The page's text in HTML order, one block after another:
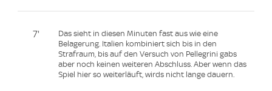
7'
Das sieht in diesen Minuten fast aus wie eine
Belagerung. Italien kombiniert sich bis in den
Strafraum, bis auf den Versuch von Pellegrini gabs
aber noch keinen weiteren Abschluss. Aber wenn das
Spiel hier so weiterläuft, wirds nicht lange dauern.